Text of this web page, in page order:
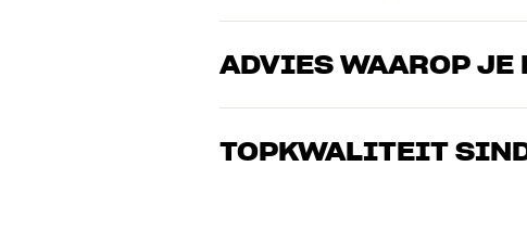
ADVIES WAAROP JE
Onze medewerkers zijn echte liefhebbers die
de perfecte oplossing voor jouw wensen en
TOPKWALITEIT